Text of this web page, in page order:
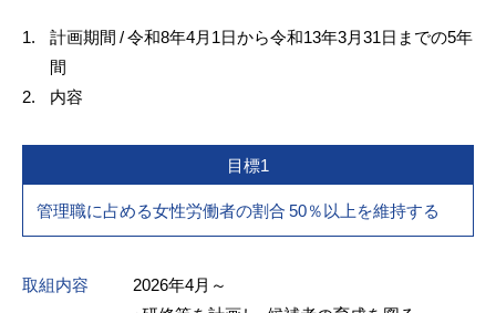
1.
計画期間 / 令和8年4月1日から令和13年3月31日までの5年
間
2.
内容
目標1
管理職に占める女性労働者の割合 50％以上を維持する
取組内容
2026年4月～